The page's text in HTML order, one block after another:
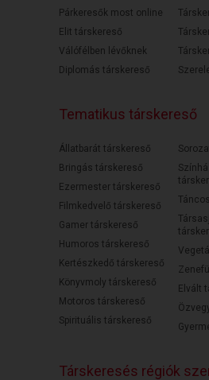
Párkeresők most online
Elit társkereső
Válófélben lévőknek
Diplomás társkereső
Tematikus társkereső
Állatbarát társkereső
Bringás társkereső
Ezermester társkereső
Filmkedvelő társkereső
Gamer társkereső
Humoros társkereső
Kertészkedő társkereső
Könyvmoly társkereső
Motoros társkereső
Spirituális társkereső
Elvált
Társkeresés régiók